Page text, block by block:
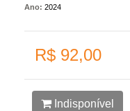
Ano: 2024
R$ 92,00
Indisponível